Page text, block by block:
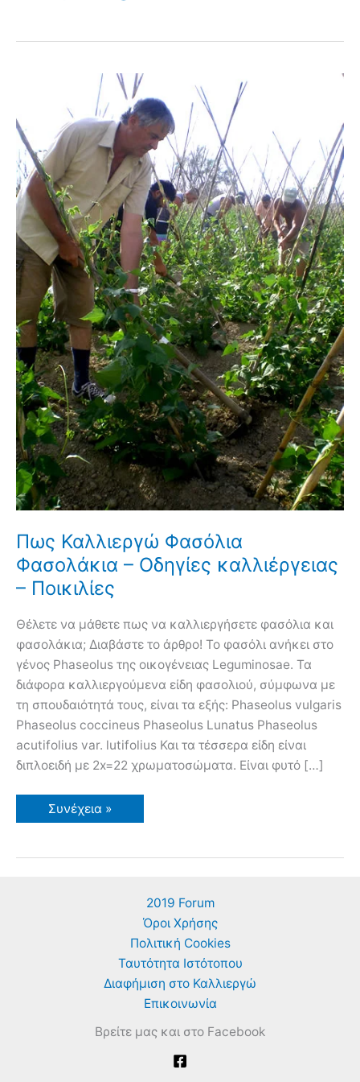
Πως Καλλιεργώ Φασόλια
Φασολάκια – Οδηγίες καλλιέργειας
– Ποικιλίες
Θέλετε να μάθετε πως να καλλιεργήσετε φασόλια και
φασολάκια; Διαβάστε το άρθρο! Το φασόλι ανήκει στο
γένος Phaseolus της οικογένειας Leguminosae. Τα
διάφορα καλλιεργούμενα είδη φασολιού, σύμφωνα με
τη σπουδαιότητά τους, είναι τα εξής: Phaseolus vulgaris
Phaseolus coccineus Phaseolus Lunatus Phaseolus
acutifolius var. lutifolius Και τα τέσσερα είδη είναι
διπλοειδή με 2x=22 χρωματοσώματα. Είναι φυτό […]
Πως
Καλλιεργώ
–
Συνέχεια »
2019 Forum
Όροι Χρήσης
Πολιτική Cookies
Ταυτότητα Ιστότοπου
Διαφήμιση στο Καλλιεργώ
Επικοινωνία
Βρείτε μας και στο Facebook